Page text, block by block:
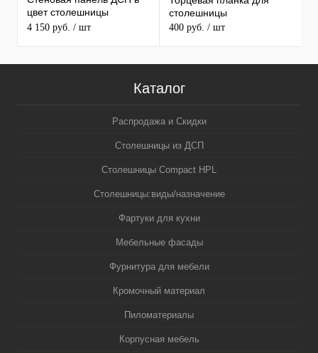
цвет столешницы
MAERSS
4 150 руб. / шт
столешницы
400 руб. / шт
Каталог
Распродажа и Скидки
Столешницы из ДСП
Столешницы Compact HPL
Столешницы:виды/назначение
Фартуки для кухни
Мебельные фасады
Фурнитура для мебели
Кромочный материал
Пиломатериалы
Корпусная мебель